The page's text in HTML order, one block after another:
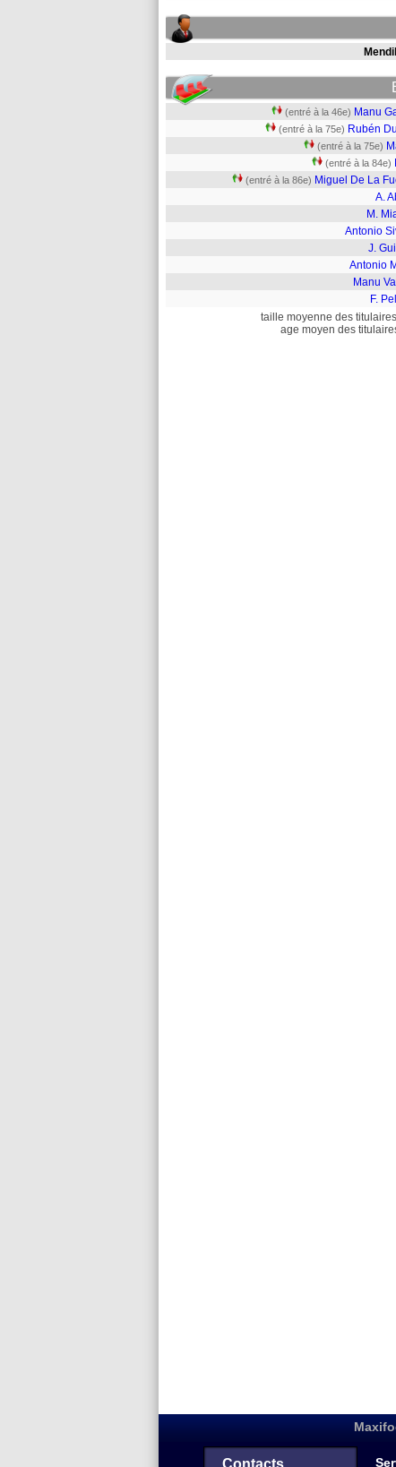
(entré à la 46e) Manu
(entré à la 75e) Rubén
(entré à la 75e)
(entré à la 84e)
(entré à la 86e) Miguel De La
A.
M.
Antonio
J.
Antonio
Manu
F.
taille moyenne des
age moyen des
Contacts